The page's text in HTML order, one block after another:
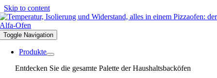
Skip to content
Toggle Navigation
Produkte
Entdecken Sie die gesamte Palette der Haushaltsbacköfen